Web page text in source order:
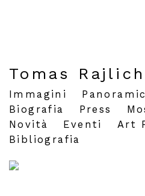
Tomas Rajlich
Immagini
Biografia
Press
Novità
Eventi
Art
Bibliografia